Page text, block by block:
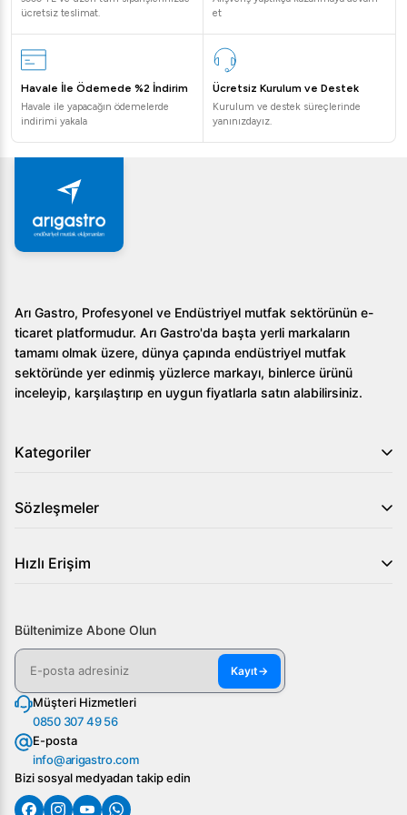
alanlarda kullanılabilir?
Vosco Çift Kapak Tost Makinası 22 Dilim, ev mutfakları,
oteller, açık hava etkinlikleri ve ticari mutfaklarda rahatlıkla
kullanılabilir.
avantajlar sunuyor?
Yapışmaz pişirme yüzeyi sayesinde temizlik oldukça
kolaydır, sadece nemli bir bezle silinerek temizlenebilir.
3. Ürünün paslanmaz çelik olması neden önemlidir?
kazandırırken, hijyenik bir kullanım sağlar.
Vosco Çift Kapak Tost Makinası 22 Dilim, mutfağınızda
lezzetli tostlar hazırlamanız için ideal bir seçimdir. Siz de
hemen bu ürünü kullanarak mutfak verimliliğinizi
ulaşın.
ücretsiz teslimat.
et
Havale İle Ödemede %2 İndirim
Havale ile yapacağın ödemelerde
indirimi yakala
Ücretsiz Kurulum ve Destek
Kurulum ve destek süreçlerinde
yanınızdayız.
Arı Gastro, Profesyonel ve Endüstriyel mutfak sektörünün e-
ticaret platformudur. Arı Gastro'da başta yerli markaların
tamamı olmak üzere, dünya çapında endüstriyel mutfak
sektöründe yer edinmiş yüzlerce markayı, binlerce ürünü
inceleyip, karşılaştırıp en uygun fiyatlarla satın alabilirsiniz.
Kategoriler
Sözleşmeler
Hızlı Erişim
Bültenimize Abone Olun
Kayıt→
Müşteri Hizmetleri
0850 307 49 56
E-posta
info@arigastro.com
Bizi sosyal medyadan takip edin